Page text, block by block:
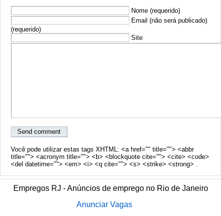
Nome (requerido)
Email (não será publicado)
(requerido)
Site
Você pode utilizar estas tags XHTML: <a href="" title=""> <abbr
title=""> <acronym title=""> <b> <blockquote cite=""> <cite> <code>
<del datetime=""> <em> <i> <q cite=""> <s> <strike> <strong> .
Empregos RJ - Anúncios de emprego no Rio de Janeiro
Anunciar Vagas